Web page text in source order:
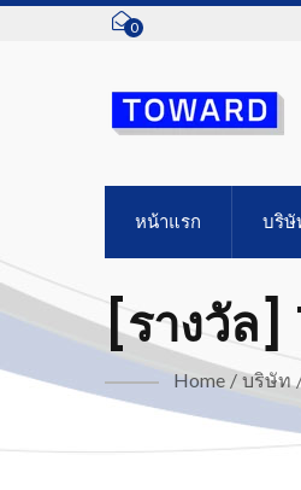
0
หน้าแรก บริษั
[รางวัล]
Home / บริษัท